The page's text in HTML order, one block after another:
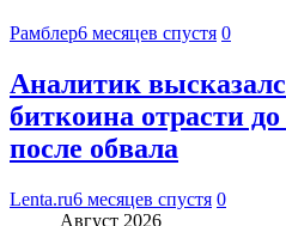
Рамблер6 месяцев спустя 0
Аналитик
биткоина отрасти
после обвала
Lenta.ru6 месяцев спустя 0
Август 2026